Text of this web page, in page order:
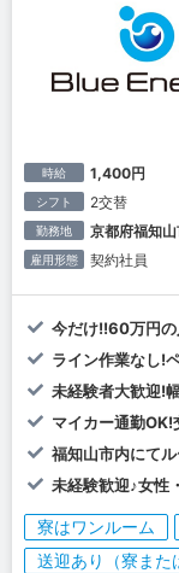
時給 1,400円
シフト 2交替
勤務地 京都府福知
雇用形態 契約社員
今だけ!!60万円の
ライン作業なし!
未経験者大歓迎!
マイカー通勤OK!
福知山市内にて
未経験歓迎♪女性
寮はワンルーム
送迎あり（寮また